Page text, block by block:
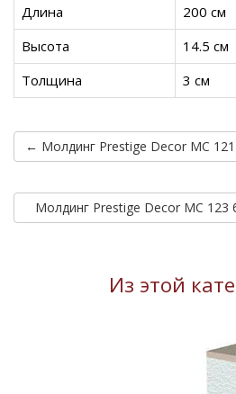
Длина
200 см
Высота
14.5 см
Толщина
3 см
← Молдинг Prestige Decor MC
Молдинг Prestige Decor MC
Из этой